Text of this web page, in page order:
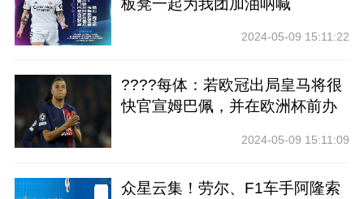
板凳一起为我团加油呐喊
2024-05-09 15:11:22
????每体：若欧冠出局皇马将很
快官宣姆巴佩，并在欧洲杯前办
2024-05-09 15:11:09
众星云集！劳尔、F1车手阿隆索